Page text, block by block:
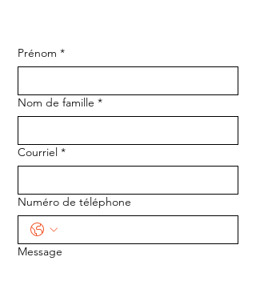
Prénom *
Nom de famille *
Courriel *
Numéro de téléphone
Message